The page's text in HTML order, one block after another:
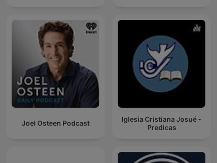
Joel Osteen Podcast
Iglesia Cristiana Josué -
Predicas